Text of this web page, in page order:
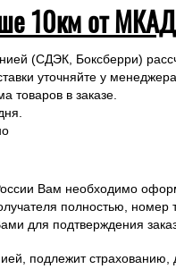
10км от
(СДЭК, Боксберри)
уточняйте у
товаров в заказе.
Вам необходимо
полностью, номер
для подтверждения
подлежит